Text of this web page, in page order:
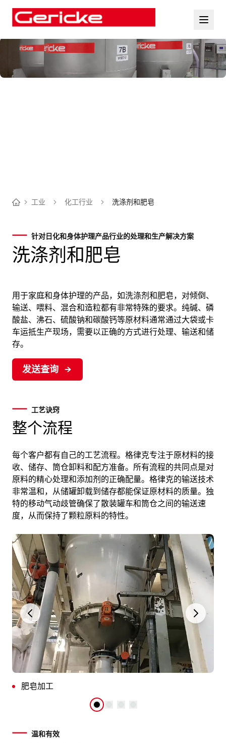
工业 化工行业 洗涤剂和肥皂
针对日化和身体护理产品行业的处理和生产解决方案
洗涤剂和肥皂
用于家庭和身体护理的产品，如洗涤剂和肥皂，对倾倒、
输送、喂料、混合和造粒都有非常特殊的要求。纯碱、磷
酸盐、沸石、硫酸钠和碳酸钙等原材料通常通过大袋或卡
车运抵生产现场，需要以正确的方式进行处理、输送和储
存。
发送查询
肥皂加工
工艺诀窍
整个流程
每个客户都有自己的工艺流程。格律克专注于原材料的接
收、储存、筒仓卸料和配方准备。所有流程的共同点是对
原料的精心处理和添加剂的正确配量。格律克的输送技术
非常温和，从储罐卸载到储存都能保证原材料的质量。独
特的移动气动歧管确保了散装罐车和筒仓之间的输送速
度，从而保持了颗粒原料的特性。
温和有效